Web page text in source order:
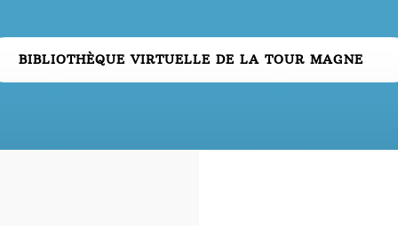
BIBLIOTHÈQUE VIRTUELLE DE LA TOUR MAGNE